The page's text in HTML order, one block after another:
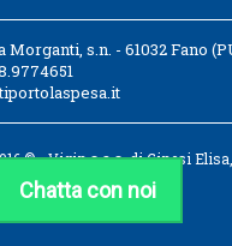
Morganti, s.n. - 61032 Fano
© - Vigin s.a.s. di Ginesi
Chatta con noi